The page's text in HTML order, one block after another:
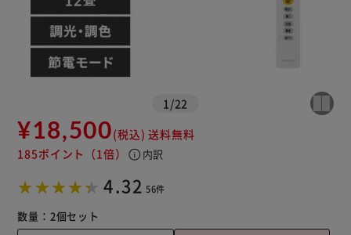
1 /22
¥18,500(税込) 送料無料
185ポイント （1倍） info 内訳
4.32 56件
数量： 2個セット
※ご確認ください
カートに入れる